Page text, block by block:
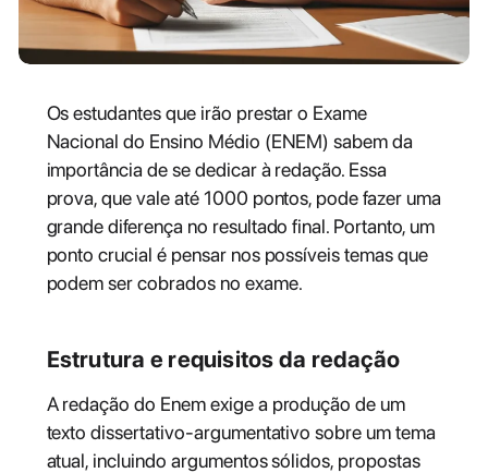
Os estudantes que irão prestar o Exame
Nacional do Ensino Médio (ENEM) sabem da
importância de se dedicar à redação. Essa
prova, que vale até 1000 pontos, pode fazer uma
grande diferença no resultado final. Portanto, um
ponto crucial é pensar nos possíveis temas que
podem ser cobrados no exame.
Estrutura e requisitos da redação
A redação do Enem exige a produção de um
texto dissertativo-argumentativo sobre um tema
atual, incluindo argumentos sólidos, propostas